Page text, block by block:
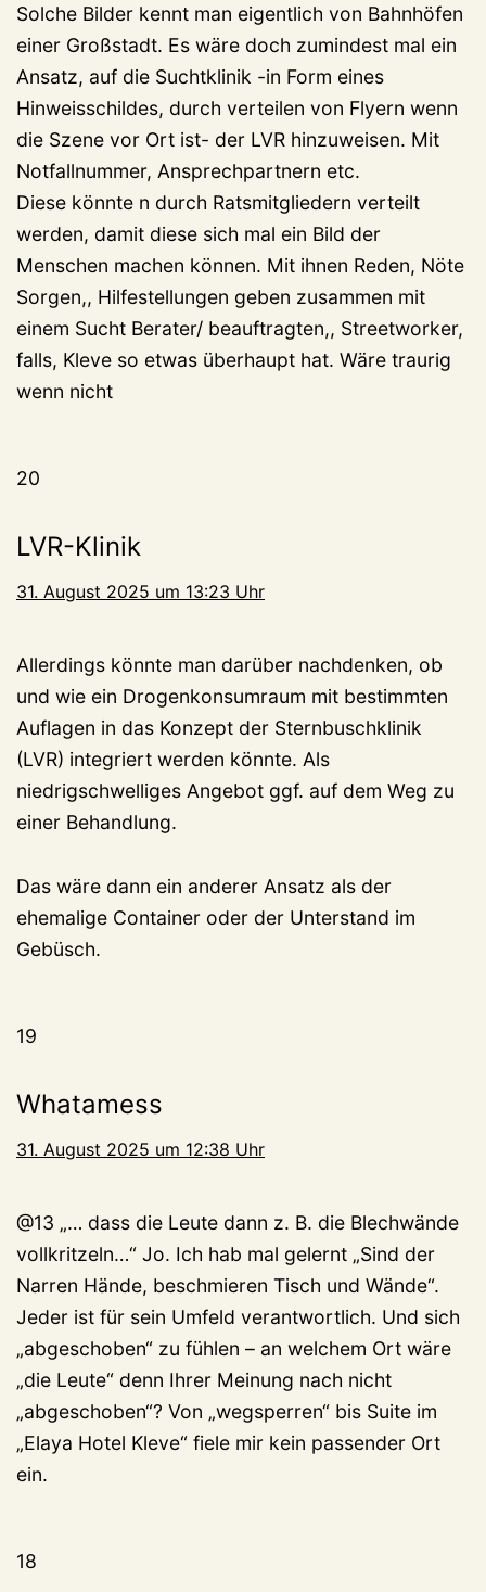
Solche Bilder kennt man eigentlich von Bahnhöfen
einer Großstadt. Es wäre doch zumindest mal ein
Ansatz, auf die Suchtklinik -in Form eines
Hinweisschildes, durch verteilen von Flyern wenn
die Szene vor Ort ist- der LVR hinzuweisen. Mit
Notfallnummer, Ansprechpartnern etc.
Diese könnte n durch Ratsmitgliedern verteilt
werden, damit diese sich mal ein Bild der
Menschen machen können. Mit ihnen Reden, Nöte
Sorgen,, Hilfestellungen geben zusammen mit
einem Sucht Berater/ beauftragten,, Streetworker,
falls, Kleve so etwas überhaupt hat. Wäre traurig
wenn nicht
20
LVR-Klinik
31. August 2025 um 13:23 Uhr
Allerdings könnte man darüber nachdenken, ob
und wie ein Drogenkonsumraum mit bestimmten
Auflagen in das Konzept der Sternbuschklinik
(LVR) integriert werden könnte. Als
niedrigschwelliges Angebot ggf. auf dem Weg zu
einer Behandlung.
Das wäre dann ein anderer Ansatz als der
ehemalige Container oder der Unterstand im
Gebüsch.
19
Whatamess
31. August 2025 um 12:38 Uhr
@13 „… dass die Leute dann z. B. die Blechwände
vollkritzeln…“ Jo. Ich hab mal gelernt „Sind der
Narren Hände, beschmieren Tisch und Wände“.
Jeder ist für sein Umfeld verantwortlich. Und sich
„abgeschoben“ zu fühlen – an welchem Ort wäre
„die Leute“ denn Ihrer Meinung nach nicht
„abgeschoben“? Von „wegsperren“ bis Suite im
„Elaya Hotel Kleve“ fiele mir kein passender Ort
ein.
18